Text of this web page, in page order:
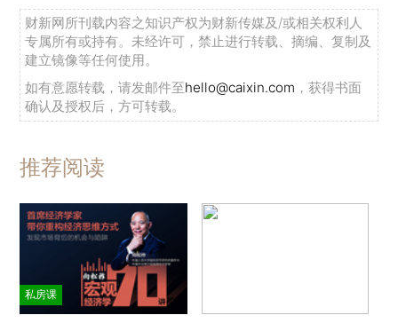
财新网所刊载内容之知识产权为财新传媒及/或相关权利人
专属所有或持有。未经许可，禁止进行转载、摘编、复制及
建立镜像等任何使用。
如有意愿转载，请发邮件至hello@caixin.com ，获得书面
确认及授权后，方可转载。
推荐阅读
私房课